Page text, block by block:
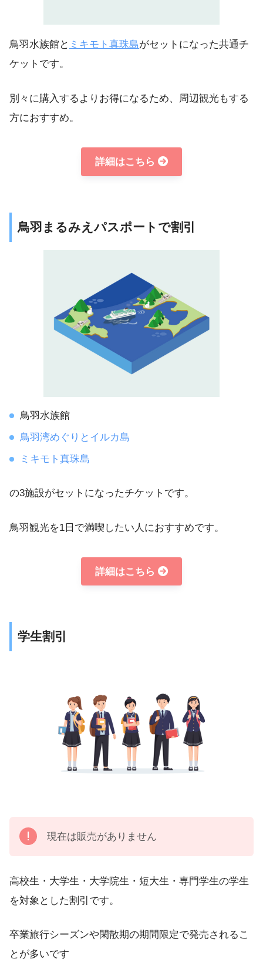
鳥羽水族館と ミキモト真珠島がセットになった共通チ
ケットです。
別々に購入するよりお得になるため、周辺観光もする
方におすすめ。
詳細はこちら
鳥羽まるみえパスポートで割引
鳥羽水族館
鳥羽湾めぐりとイルカ島
ミキモト真珠島
の3施設がセットになったチケットです。
鳥羽観光を1日で満喫したい人におすすめです。
詳細はこちら
学生割引
現在は販売がありません
高校生・大学生・大学院生・短大生・専門学生の学生
を対象とした割引です。
卒業旅行シーズンや閑散期の期間限定で発売されるこ
とが多いです